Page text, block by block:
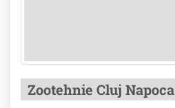
Zootehnie Cluj Napoca